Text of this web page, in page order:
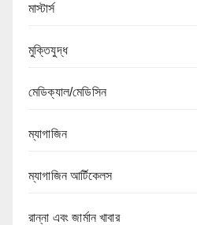
মাস্টার্স
মুক্তিযুদ্ধ
মেডিক্যাল/মেডিসিন
ম্যাগাজিন
ম্যাগাজিন আর্টিকেলস
রান্না এবং জার্মান খাবার